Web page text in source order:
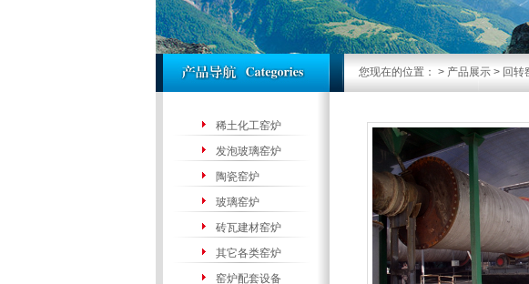
稀土化工窑炉
发泡玻璃窑炉
陶瓷窑炉
玻璃窑炉
砖瓦建材窑炉
其它各类窑炉
窑炉配套设备
您现在的位置： > 产品展示 > 回转